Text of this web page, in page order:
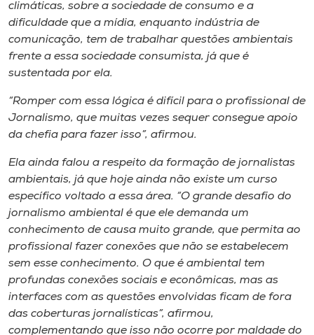
Selecione
o idioma
A-
climáticas, sobre a sociedade de consumo e a
dificuldade que a mídia, enquanto indústria de
comunicação, tem de trabalhar questões ambientais
frente a essa sociedade consumista, já que é
sustentada por ela.
“Romper com essa lógica é difícil para o profissional de
Jornalismo, que muitas vezes sequer consegue apoio
da chefia para fazer isso”, afirmou.
Ela ainda falou a respeito da formação de jornalistas
ambientais, já que hoje ainda não existe um curso
específico voltado a essa área. “O grande desafio do
jornalismo ambiental é que ele demanda um
conhecimento de causa muito grande, que permita ao
profissional fazer conexões que não se estabelecem
sem esse conhecimento. O que é ambiental tem
profundas conexões sociais e econômicas, mas as
interfaces com as questões envolvidas ficam de fora
das coberturas jornalísticas”, afirmou,
complementando que isso não ocorre por maldade do